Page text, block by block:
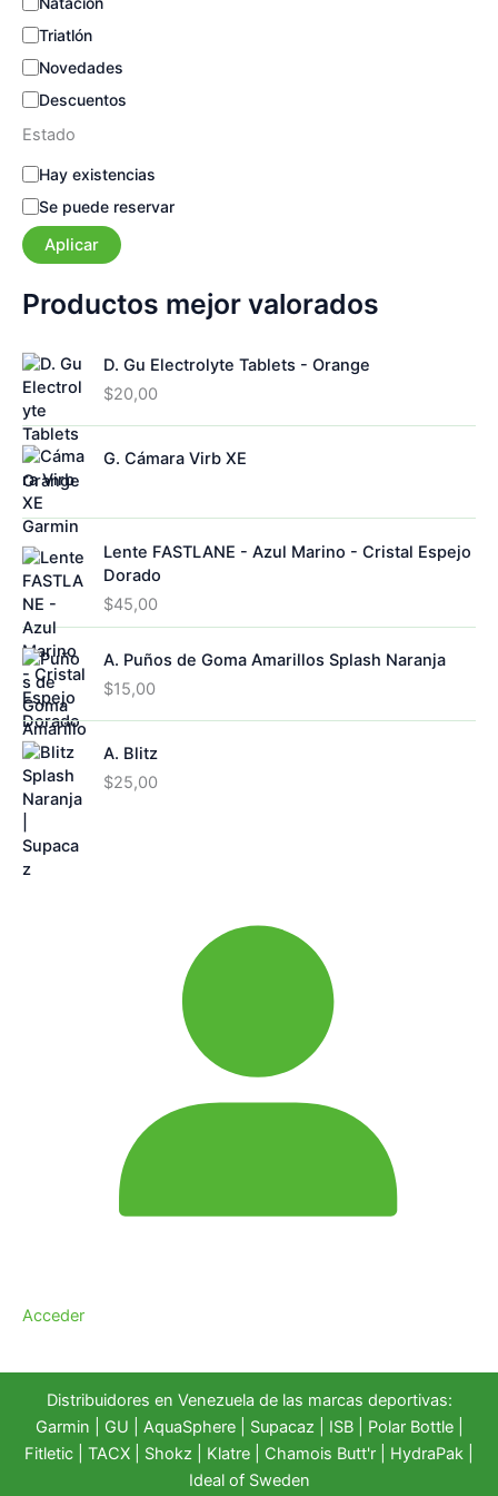
Triatlón
Novedades
Descuentos
Estado
E
t
a
d
Hay existencias
Se puede reservar
Aplicar
Productos mejor valorados
D. Gu Electrolyte Tablets - Orange
$20,00
G. Cámara Virb XE
Lente FASTLANE - Azul Marino - Cristal Espejo
Dorado
$45,00
A. Puños de Goma Amarillos Splash Naranja
$15,00
A. Blitz
$25,00
Acceder
Distribuidores en Venezuela de las marcas deportivas:
Garmin
GU AquaSphere| Supacaz | ISB | Polar Bottle|
Fitletic
TACX Shokz Klatre Chamois Butt'r HydraPak
Ideal of Sweden